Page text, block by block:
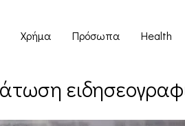
Χρήμα Πρόσωπα Health